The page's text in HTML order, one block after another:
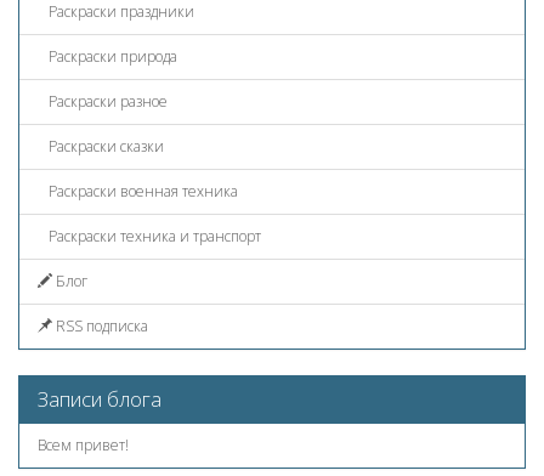
Раскраски праздники
Раскраски природа
Раскраски разное
Раскраски сказки
Раскраски военная техника
Раскраски техника и транспорт
Блог
RSS подписка
Записи блога
Всем привет!